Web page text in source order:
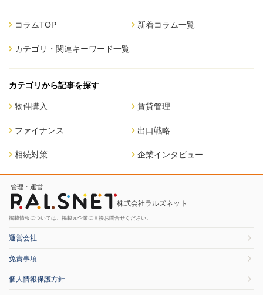
コラムTOP 新着コラム一覧
カテゴリ・関連キーワード一覧
カテゴリから記事を探す
物件購入 賃貸管理
ファイナンス 出口戦略
相続対策 企業インタビュー
管理・運営
株式会社ラルズネット
掲載情報については、掲載元企業に直接お問合せください。
運営会社
免責事項
個人情報保護方針